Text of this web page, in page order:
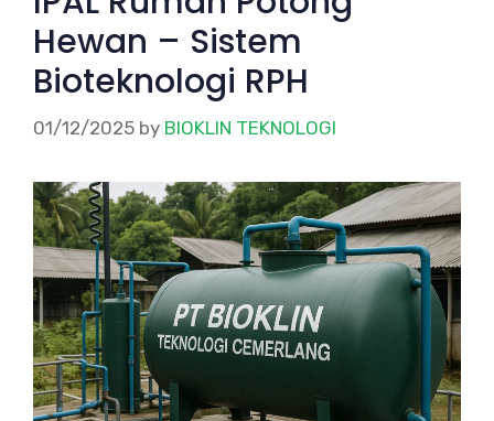
Hewan – Sistem
Bioteknologi RPH
01/12/2025 by BIOKLIN TEKNOLOGI